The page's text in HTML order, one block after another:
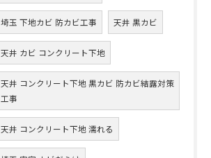
埼玉 下地カビ 防カビ工事 天井 黒カビ
天井 カビ コンクリート下地
天井 コンクリート下地 黒カビ 防カビ結露対策
工事
天井 コンクリート下地 濡れる